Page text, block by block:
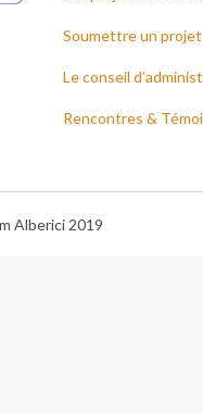
Soumettre un projet
Le conseil
Rencontres &
Alberici 2019